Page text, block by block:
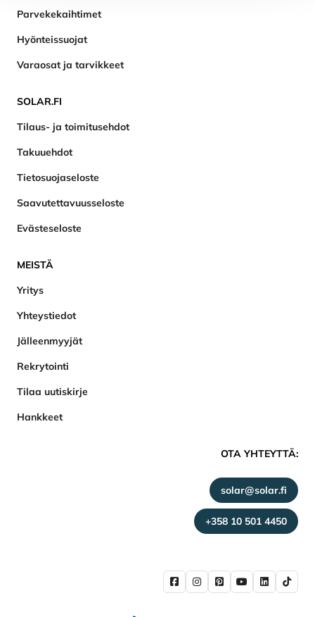
Parvekekaihtimet
Hyönteissuojat
Varaosat ja tarvikkeet
SOLAR.FI
Tilaus- ja toimitusehdot
Takuuehdot
Tietosuojaseloste
Saavutettavuusseloste
Evästeseloste
MEISTÄ
Yritys
Yhteystiedot
Jälleenmyyjät
Rekrytointi
Tilaa uutiskirje
Hankkeet
OTA YHTEYTTÄ:
solar@solar.fi
+358 10 501 4450